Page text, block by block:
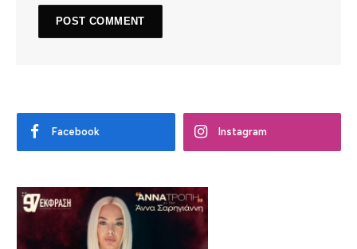
Facebook Instagram